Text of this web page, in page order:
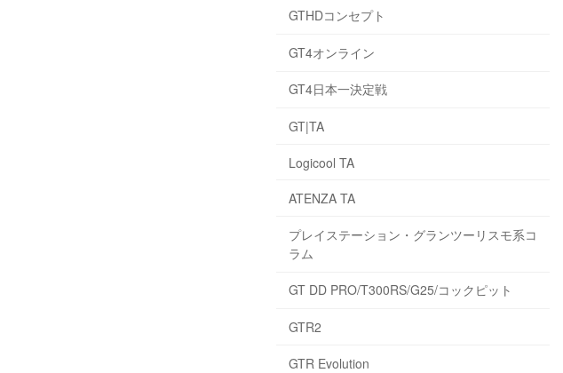
GTHDコンセプト
GT4オンライン
GT4日本一決定戦
GT|TA
Logicool TA
ATENZA TA
プレイステーション・グランツーリスモ系コ
ラム
GT DD PRO/T300RS/G25/コックピット
GTR2
GTR Evolution